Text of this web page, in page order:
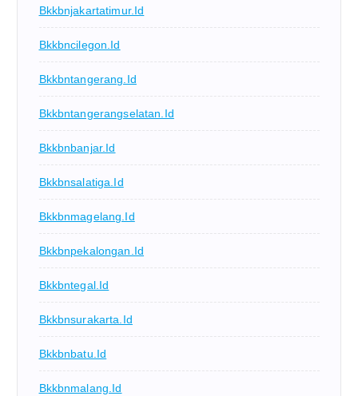
Bkkbnjakartatimur.id
Bkkbncilegon.id
Bkkbntangerang.id
Bkkbntangerangselatan.id
Bkkbnbanjar.id
Bkkbnsalatiga.id
Bkkbnmagelang.id
Bkkbnpekalongan.id
Bkkbntegal.id
Bkkbnsurakarta.id
Bkkbnbatu.id
Bkkbnmalang.id